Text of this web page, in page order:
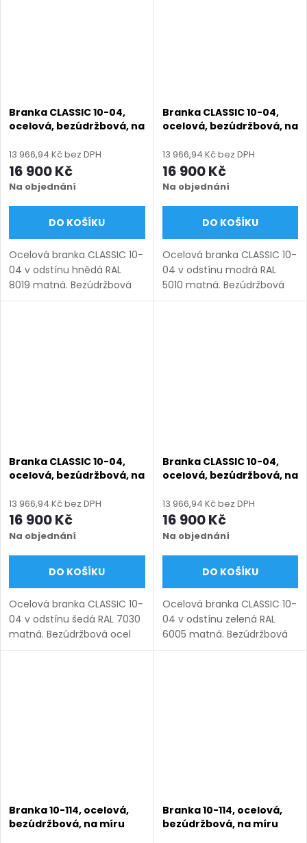
Branka CLASSIC 10-04,
ocelová, bezúdržbová, na
výška 1000–1950 mm),
hnědá RAL 8019 matná
13 966,94 Kč bez DPH
16 900 Kč
Na objednání
DO KOŠÍKU
Ocelová branka CLASSIC 10-
04 v odstínu hnědá RAL
8019 matná. Bezúdržbová
ocel (žárový zinek +
Branka CLASSIC 10-04,
ocelová, bezúdržbová, na
výška 1000–1950 mm),
modrá RAL 5010 matná
13 966,94 Kč bez DPH
16 900 Kč
Na objednání
DO KOŠÍKU
Ocelová branka CLASSIC 10-
04 v odstínu modrá RAL
5010 matná. Bezúdržbová
ocel (žárový zinek +
Branka CLASSIC 10-04,
ocelová, bezúdržbová, na
výška 1000–1950 mm),
šedá RAL 7030 matná
13 966,94 Kč bez DPH
16 900 Kč
Na objednání
DO KOŠÍKU
Ocelová branka CLASSIC 10-
04 v odstínu šedá RAL 7030
matná. Bezúdržbová ocel
(žárový zinek + práškový
Branka CLASSIC 10-04,
ocelová, bezúdržbová, na
výška 1000–1950 mm),
zelená RAL 6005 matná
13 966,94 Kč bez DPH
16 900 Kč
Na objednání
DO KOŠÍKU
Ocelová branka CLASSIC 10-
04 v odstínu zelená RAL
6005 matná. Bezúdržbová
ocel (žárový zinek +
Branka 10-114, ocelová,
bezúdržbová, na míru
Branka 10-114, ocelová,
bezúdržbová, na míru